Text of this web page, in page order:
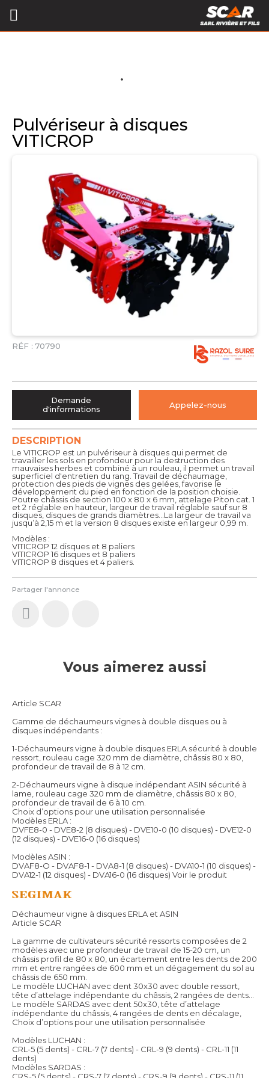
Pulvériseur à disques
VITICROP
RÉF : 70790
Partager l'annonce
DESCRIPTION
Le VITICROP est un pulvériseur à disques qui permet de
travailler les sols en profondeur pour la destruction des
mauvaises herbes et combiné à un rouleau, il permet un travail
superficiel d'entretien du rang. Travail de déchaumage,
protection des pieds de vignes des gelées, favorise le
développement du pied en fonction de la position choisie.
Poutre châssis de section 100 x 80 x 6 mm, attelage Piton cat. 1
et 2 réglable en hauteur, largeur de travail réglable sauf sur 8
disques, disques de grands diamètres…La largeur de travail va
jusqu’à 2,15 m et la version 8 disques existe en largeur 0,99 m.
Modèles :
VITICROP 12 disques et 8 paliers
VITICROP 16 disques et 8 paliers
VITICROP 8 disques et 4 paliers.
Demande
d'informations
Appelez-nous
Vous aimerez aussi
Article SCAR
Gamme de déchaumeurs vignes à double disques ou à
disques indépendants :
1-Déchaumeurs vigne à double disques ERLA sécurité à double
ressort, rouleau cage 320 mm de diamètre, châssis 80 x 80,
profondeur de travail de 8 à 12 cm.
2-Déchaumeurs vigne à disque indépendant ASIN sécurité à
lame, rouleau cage 320 mm de diamètre, châssis 80 x 80,
profondeur de travail de 6 à 10 cm.
Choix d’options pour une utilisation personnalisée
Modèles ERLA :
DVFE8-0 - DVE8-2 (8 disques) - DVE10-0 (10 disques) - DVE12-0
(12 disques) - DVE16-0 (16 disques)
Modèles ASIN :
DVAF8-O - DVAF8-1 - DVA8-1 (8 disques) - DVA10-1 (10 disques) -
DVA12-1 (12 disques) - DVA16-0 (16 disques) Voir le produit
Déchaumeur vigne à disques ERLA et ASIN
Article SCAR
La gamme de cultivateurs sécurité ressorts composées de 2
modèles avec une profondeur de travail de 15-20 cm, un
châssis profil de 80 x 80, un écartement entre les dents de 200
mm et entre rangées de 600 mm et un dégagement du sol au
châssis de 650 mm.
Le modèle LUCHAN avec dent 30x30 avec double ressort,
tête d’attelage indépendante du châssis, 2 rangées de dents…
Le modèle SARDAS avec dent 50x30, tête d’attelage
indépendante du châssis, 4 rangées de dents en décalage,
Choix d’options pour une utilisation personnalisée
Modèles LUCHAN :
CRL-5 (5 dents) - CRL-7 (7 dents) - CRL-9 (9 dents) - CRL-11 (11
dents)
Modèles SARDAS :
CRS-5 (5 dents) - CRS-7 (7 dents) - CRS-9 (9 dents) - CRS-11 (11